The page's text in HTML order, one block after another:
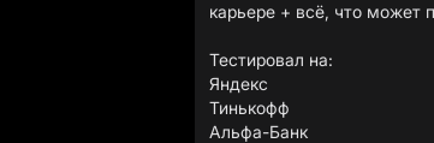
карьере + всё, что может
Тестировал на:
Яндекс
Тинькофф
Альфа-Банк